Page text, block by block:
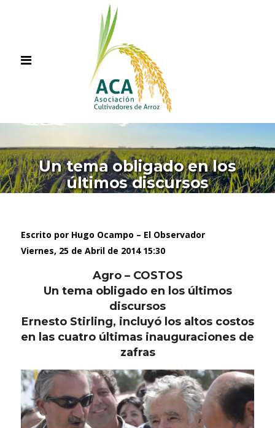
Un tema obligado en los
últimos discursos
Escrito por Hugo Ocampo – El Observador
Viernes, 25 de Abril de 2014 15:30
Agro – COSTOS
Un tema obligado en los últimos
discursos
Ernesto Stirling, incluyó los altos costos
en las cuatro últimas inauguraciones de
zafras